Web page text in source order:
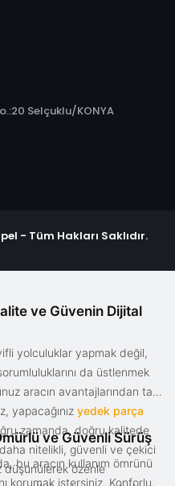
Selçuklu/KONYA
- Tüm Hakları Saklıdır.
ve Güvenin Dijital
yolculuklar yapmak değil,
da üstlenmek
aracın avantajlarından tam
yapacağınız yedek parça
zamanda, doğru kalitede
nitelikli, güvenli ve çekici
düşünülerek özenle
ve Güvenli Sürüş
bu aracın kullanım ömrünü
korumak istersiniz. Konforlu,